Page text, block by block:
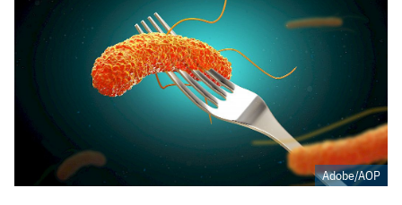
Adobe/AOP